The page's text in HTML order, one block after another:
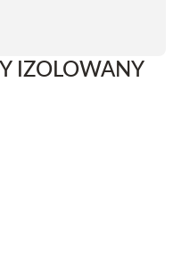
IZOLOWANY